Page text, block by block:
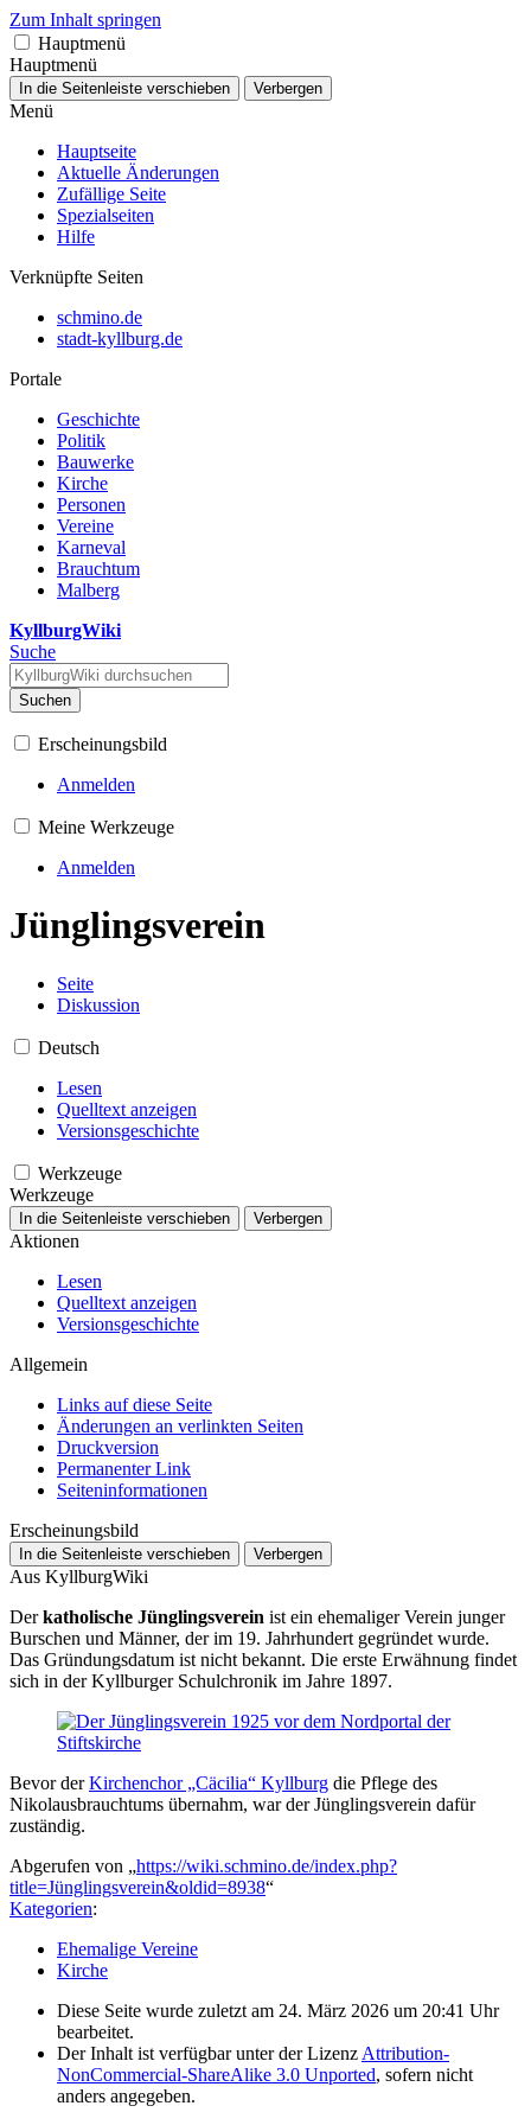
Zum Inhalt springen
Hauptmenü
Hauptmenü
In die Seitenleiste verschieben Verbergen
Menü
Hauptseite
Aktuelle Änderungen
Zufällige Seite
Spezialseiten
Hilfe
Verknüpfte Seiten
schmino.de
stadt-kyllburg.de
Portale
Geschichte
Politik
Bauwerke
Kirche
Personen
Vereine
Karneval
Brauchtum
Malberg
KyllburgWiki
Suche
Suchen
Erscheinungsbild
Anmelden
Meine Werkzeuge
Anmelden
Jünglingsverein
Seite
Diskussion
Deutsch
Lesen
Quelltext anzeigen
Versionsgeschichte
Werkzeuge
Werkzeuge
In die Seitenleiste verschieben Verbergen
Aktionen
Lesen
Quelltext anzeigen
Versionsgeschichte
Allgemein
Links auf diese Seite
Änderungen an verlinkten Seiten
Druckversion
Permanenter Link
Seiten­­informationen
Erscheinungsbild
In die Seitenleiste verschieben Verbergen
Aus KyllburgWiki
Derkatholische Jünglingsverein ist ein ehemaliger Verein junger
Burschen und Männer, der im 19. Jahrhundert gegründet wurde.
Das Gründungsdatum ist nicht bekannt. Die erste Erwähnung findet
sich in der Kyllburger Schulchronik im Jahre 1897.
Bevor derKirchenchor „Cäcilia“ Kyllburg die Pflege des
Nikolausbrauchtums übernahm, war der Jünglingsverein dafür
zuständig.
Abgerufen von „https://wiki.schmino.de/index.php?
title=Jünglingsverein&oldid=8938“
Kategorien:
Ehemalige Vereine
Kirche
Diese Seite wurde zuletzt am 24. März 2026 um 20:41 Uhr
bearbeitet.
Der Inhalt ist verfügbar unter der Lizenz Attribution-
NonCommercial-ShareAlike 3.0 Unported, sofern nicht
anders angegeben.